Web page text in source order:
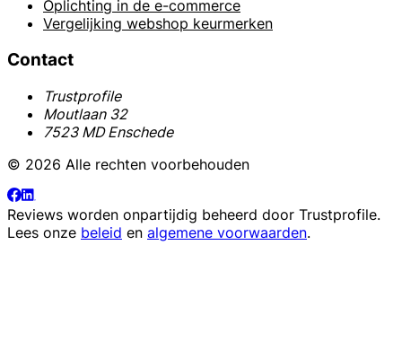
Oplichting in de e-commerce
Vergelijking webshop keurmerken
Contact
Trustprofile
Moutlaan 32
7523 MD Enschede
© 2026 Alle rechten voorbehouden
Reviews worden onpartijdig beheerd door Trustprofile.
Lees onze beleid en algemene voorwaarden.